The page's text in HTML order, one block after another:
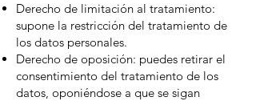
Derecho de limitación al tratamiento:
supone la restricción del tratamiento de
los datos personales.
Derecho de oposición: puedes retirar el
consentimiento del tratamiento de los
datos, oponiéndose a que se sigan